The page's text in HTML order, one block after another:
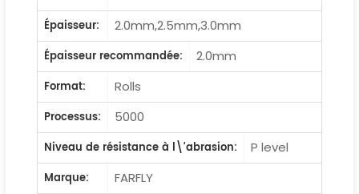
Épaisseur:
2.0mm,2.5mm,3.0mm
Épaisseur recommandée:
2.0mm
Format:
Rolls
Processus:
5000
Niveau de résistance à l\'abrasion:
P level
Marque:
FARFLY